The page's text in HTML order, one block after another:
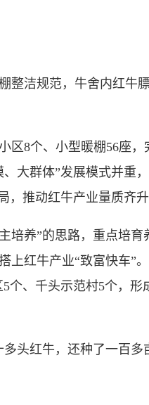
洁规范，牛舍内红牛膘
8个、小型暖棚56座，
大群体”发展模式并重
推动红牛产业量质齐升
养”的思路，重点培育
红牛产业“致富快车”
个、千头示范村5个，形
头红牛，还种了一百多